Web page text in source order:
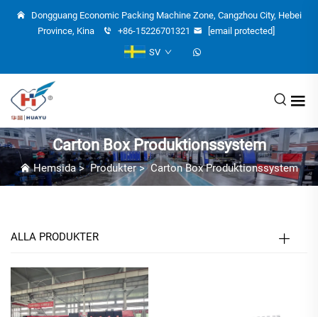
Dongguang Economic Packing Machine Zone, Cangzhou City, Hebei
Province, Kina
+86-15226701321
[email protected]
SV
Carton Box Produktionssystem
Hemsida>Produkter>Carton Box Produktionssystem
ALLA PRODUKTER